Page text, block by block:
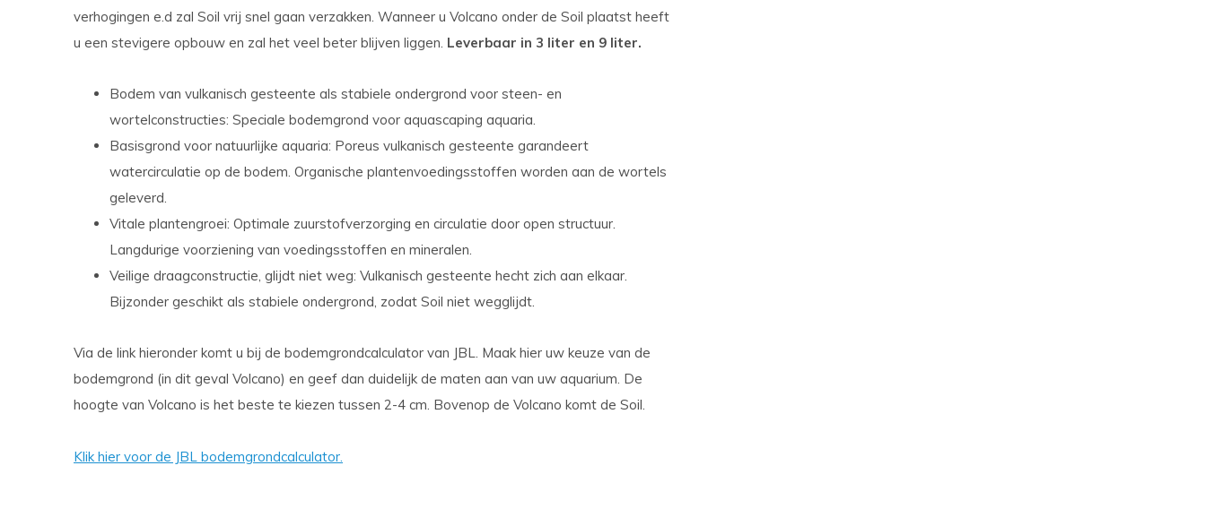
verhogingen e.d zal Soil vrij snel gaan verzakken. Wanneer u Volcano onder de Soil plaatst heeft
u een stevigere opbouw en zal het veel beter blijven liggen. Leverbaar in 3 liter en 9 liter.
Bodem van vulkanisch gesteente als stabiele ondergrond voor steen- en
wortelconstructies: Speciale bodemgrond voor aquascaping aquaria.
Basisgrond voor natuurlijke aquaria: Poreus vulkanisch gesteente garandeert
watercirculatie op de bodem. Organische plantenvoedingsstoffen worden aan de wortels
geleverd.
Vitale plantengroei: Optimale zuurstofverzorging en circulatie door open structuur.
Langdurige voorziening van voedingsstoffen en mineralen.
Veilige draagconstructie, glijdt niet weg: Vulkanisch gesteente hecht zich aan elkaar.
Bijzonder geschikt als stabiele ondergrond, zodat Soil niet wegglijdt.
Via de link hieronder komt u bij de bodemgrondcalculator van JBL. Maak hier uw keuze van de
bodemgrond (in dit geval Volcano) en geef dan duidelijk de maten aan van uw aquarium. De
hoogte van Volcano is het beste te kiezen tussen 2-4 cm. Bovenop de Volcano komt de Soil.
Klik hier voor de JBL bodemgrondcalculator.